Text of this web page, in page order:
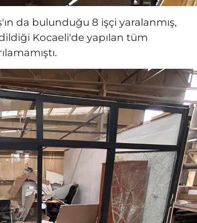
da bulunduğu 8 işçi yaralanmış,
Kocaeli'de yapılan tüm